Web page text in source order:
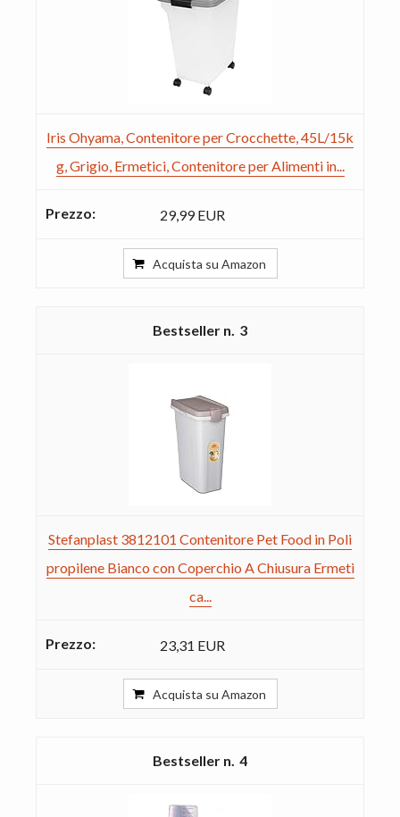
Iris Ohyama, Contenitore per Crocchette, 45L/15k
g, Grigio, Ermetici, Contenitore per Alimenti in...
29,99 EUR
Acquista su Amazon
3
Stefanplast 3812101 Contenitore Pet Food in Poli
propilene Bianco con Coperchio A Chiusura Ermeti
ca...
23,31 EUR
Acquista su Amazon
4